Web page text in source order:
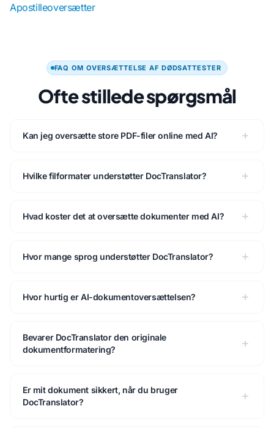
Apostilleoversætter
FAQ OM OVERSÆTTELSE AF DØDSATTESTER
Ofte stillede spørgsmål
Kan jeg oversætte store PDF-filer online med AI?
Hvilke filformater understøtter DocTranslator?
Hvad koster det at oversætte dokumenter med AI?
Hvor mange sprog understøtter DocTranslator?
Hvor hurtig er AI-dokumentoversættelsen?
Bevarer DocTranslator den originale
dokumentformatering?
Er mit dokument sikkert, når du bruger
DocTranslator?